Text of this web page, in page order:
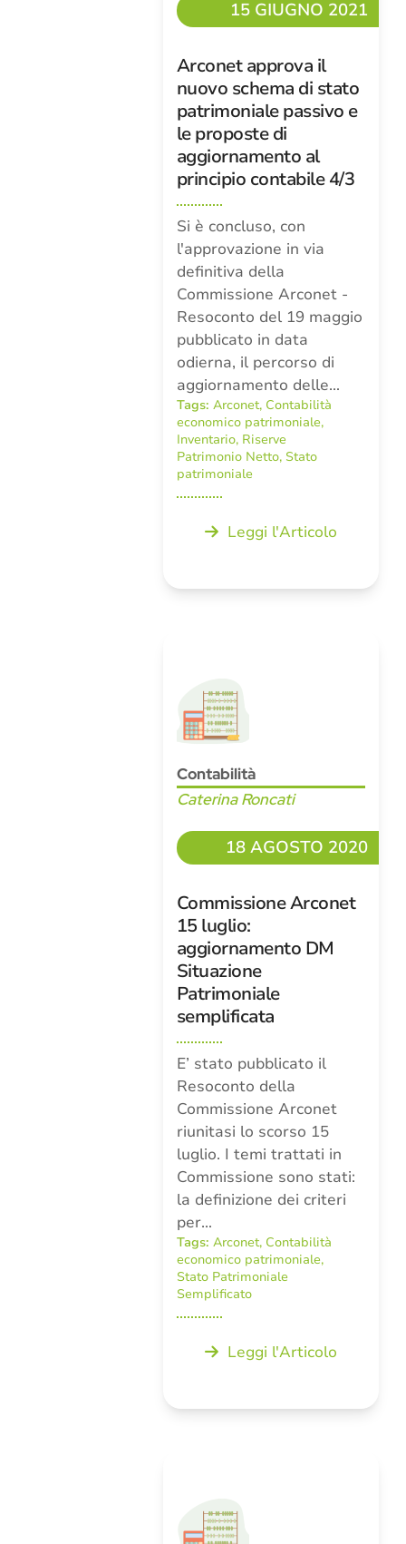
15 GIUGNO 2021
Arconet approva il
nuovo schema di stato
patrimoniale passivo e
le proposte di
aggiornamento al
principio contabile 4/3
Si è concluso, con
l'approvazione in via
definitiva della
Commissione Arconet -
Resoconto del 19 maggio
pubblicato in data
odierna, il percorso di
aggiornamento delle…
Tags: Arconet, Contabilità
economico patrimoniale,
Inventario, Riserve
Patrimonio Netto, Stato
patrimoniale
Leggi l'Articolo
Contabilità
Caterina Roncati
18 AGOSTO 2020
Commissione Arconet
15 luglio:
aggiornamento DM
Situazione
Patrimoniale
semplificata
E’ stato pubblicato il
Resoconto della
Commissione Arconet
riunitasi lo scorso 15
luglio. I temi trattati in
Commissione sono stati:
la definizione dei criteri
per…
Tags: Arconet, Contabilità
economico patrimoniale,
Stato Patrimoniale
Semplificato
Leggi l'Articolo